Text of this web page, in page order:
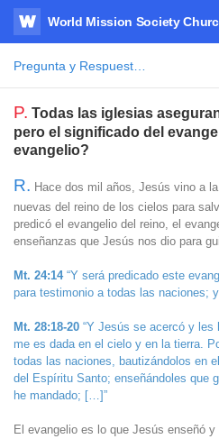
WATV
World Mission Society
P. Todas las iglesias
pero el significado del
evangelio?
R. Hace dos mil años, Jesús vino a
nuevas del reino de los cielos para
predicó el evangelio del reino, el
enseñanzas que Jesús nos dio para
Mt. 24:14“Y será predicado este
para testimonio a todas las naciones;
Mt. 28:18-20 “Y Jesús se acercó y les
me es dada en el cielo y en la tierra.
todas las naciones, bautizándolos en
del Espíritu Santo; enseñándoles que
he mandado; […]”
El evangelio es lo que Jesús enseñó